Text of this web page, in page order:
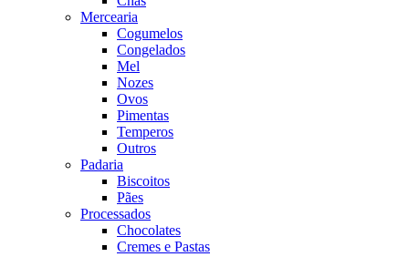
Mercearia
Cogumelos
Congelados
Mel
Nozes
Ovos
Pimentas
Temperos
Outros
Padaria
Biscoitos
Pães
Processados
Chocolates
Cremes e Pastas